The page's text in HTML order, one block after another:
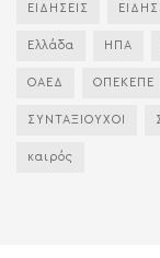
ΕΙΔΗΣΕΙΣ
Ελλάδα ΗΠΑ
ΟΑΕΔ ΟΠΕΚΕΠΕ
ΣΥΝΤΑΞΙΟΥΧΟΙ
καιρός